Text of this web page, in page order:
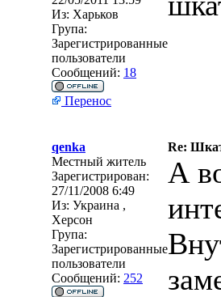
Из: Харьков
Група:
Зарегистрированные
пользователи
Сообщений: 18
Перенос
qenka
Re:
Местный житель
Зарегистрирован:
27/11/2008 6:49
Из: Украина ,
Херсон
Група:
Зарегистрированные
пользователи
Сообщений: 252
А